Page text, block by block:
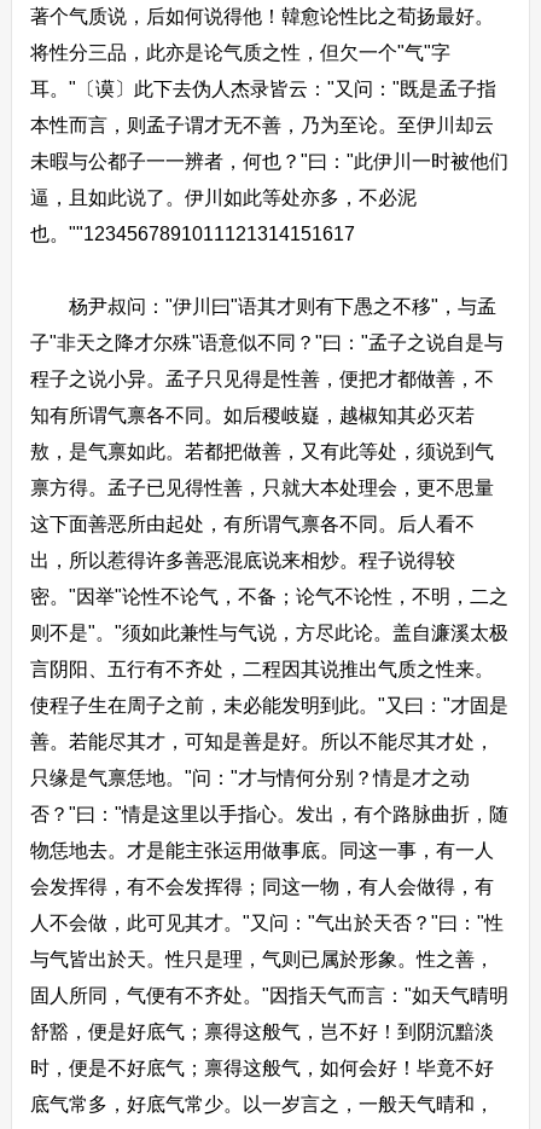
著个气质说，后如何说得他！韓愈论性比之荀扬最好。
将性分三品，此亦是论气质之性，但欠一个"气"字
耳。"〔谟〕此下去伪人杰录皆云："又问："既是孟子指
本性而言，则孟子谓才无不善，乃为至论。至伊川却云
未暇与公都子一一辨者，何也？"曰："此伊川一时被他们
逼，且如此说了。伊川如此等处亦多，不必泥
也。""1234567891011121314151617
杨尹叔问："伊川曰"语其才则有下愚之不移"，与孟
子"非天之降才尔殊"语意似不同？"曰："孟子之说自是与
程子之说小异。孟子只见得是性善，便把才都做善，不
知有所谓气禀各不同。如后稷岐嶷，越椒知其必灭若
敖，是气禀如此。若都把做善，又有此等处，须说到气
禀方得。孟子已见得性善，只就大本处理会，更不思量
这下面善恶所由起处，有所谓气禀各不同。后人看不
出，所以惹得许多善恶混底说来相炒。程子说得较
密。"因举"论性不论气，不备；论气不论性，不明，二之
则不是"。"须如此兼性与气说，方尽此论。盖自濂溪太极
言阴阳、五行有不齐处，二程因其说推出气质之性来。
使程子生在周子之前，未必能发明到此。"又曰："才固是
善。若能尽其才，可知是善是好。所以不能尽其才处，
只缘是气禀恁地。"问："才与情何分别？情是才之动
否？"曰："情是这里以手指心。发出，有个路脉曲折，随
物恁地去。才是能主张运用做事底。同这一事，有一人
会发挥得，有不会发挥得；同这一物，有人会做得，有
人不会做，此可见其才。"又问："气出於天否？"曰："性
与气皆出於天。性只是理，气则已属於形象。性之善，
固人所同，气便有不齐处。"因指天气而言："如天气晴明
舒豁，便是好底气；禀得这般气，岂不好！到阴沉黯淡
时，便是不好底气；禀得这般气，如何会好！毕竟不好
底气常多，好底气常少。以一岁言之，一般天气晴和，